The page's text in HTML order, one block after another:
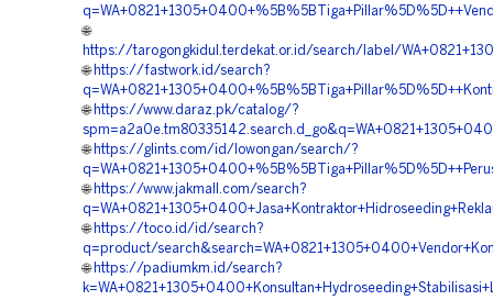
🌐
https://tarogongkidul.terdekat.or.id/search/label/
🌐 https://fastwork.id/search?
🌐 https://www.daraz.pk/catalog/?
🌐 https://glints.com/id/lowongan/search/?
🌐 https://www.jakmall.com/search?
🌐 https://toco.id/id/search?
q=product/
🌐 https://padiumkm.id/search?